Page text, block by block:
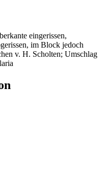
eingerissen,
im Block jedoch
v. H. Scholten; Umschlag